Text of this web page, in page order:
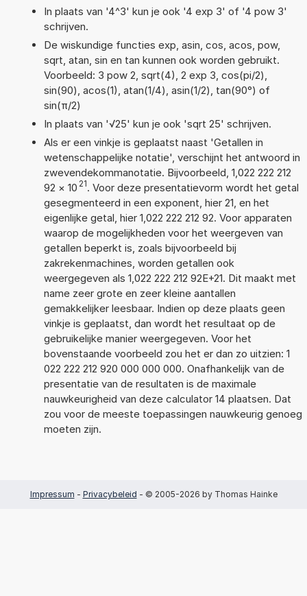
In plaats van '4^3' kun je ook '4 exp 3' of '4 pow 3'
schrijven.
De wiskundige functies exp, asin, cos, acos, pow,
sqrt, atan, sin en tan kunnen ook worden gebruikt.
Voorbeeld: 3 pow 2, sqrt(4), 2 exp 3, cos(pi/2),
sin(90), acos(1), atan(1/4), asin(1/2), tan(90°) of
sin(π/2)
In plaats van '√25' kun je ook 'sqrt 25' schrijven.
Als er een vinkje is geplaatst naast 'Getallen in
wetenschappelijke notatie', verschijnt het antwoord in
zwevendekommanotatie. Bijvoorbeeld, 1,022 222 212
92 × 10 21. Voor deze presentatievorm wordt het getal
gesegmenteerd in een exponent, hier 21, en het
eigenlijke getal, hier 1,022 222 212 92. Voor apparaten
waarop de mogelijkheden voor het weergeven van
getallen beperkt is, zoals bijvoorbeeld bij
zakrekenmachines, worden getallen ook
weergegeven als 1,022 222 212 92E+21. Dit maakt met
name zeer grote en zeer kleine aantallen
gemakkelijker leesbaar. Indien op deze plaats geen
vinkje is geplaatst, dan wordt het resultaat op de
gebruikelijke manier weergegeven. Voor het
bovenstaande voorbeeld zou het er dan zo uitzien: 1
022 222 212 920 000 000 000. Onafhankelijk van de
presentatie van de resultaten is de maximale
nauwkeurigheid van deze calculator 14 plaatsen. Dat
zou voor de meeste toepassingen nauwkeurig genoeg
moeten zijn.
Impressum - Privacybeleid - © 2005-2026 by Thomas Hainke